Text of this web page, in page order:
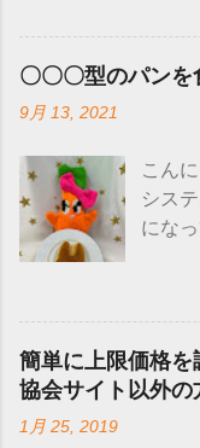
と、
ソコ
ジョ
ージ
ージ
2004
ンに
策が
いる
〇〇〇型のパン
9月 13, 2021
こん
シス
にな
❤ た
ンを
簡単に上限価格
協会サイト以外の
1月 25, 2019